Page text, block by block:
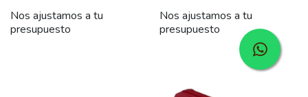
Nos ajustamos a tu
presupuesto
Nos ajustamos a tu
presupuesto